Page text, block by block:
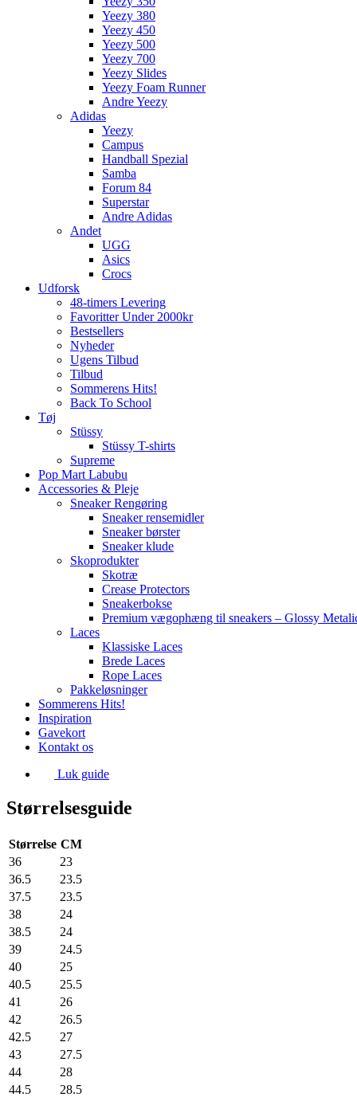
Yeezy 380
Yeezy 450
Yeezy 500
Yeezy 700
Yeezy Slides
Yeezy Foam Runner
Andre Yeezy
Adidas
Yeezy
Campus
Handball Spezial
Samba
Forum 84
Superstar
Andre Adidas
Andet
UGG
Asics
Crocs
Udforsk
48-timers Levering
Favoritter Under 2000kr
Bestsellers
Nyheder
Ugens Tilbud
Tilbud
Sommerens Hits!
Back To School
Tøj
Stüssy
Stüssy T-shirts
Supreme
Pop Mart Labubu
Accessories & Pleje
Sneaker Rengøring
Sneaker rensemidler
Sneaker børster
Sneaker klude
Skoprodukter
Skotræ
Crease Protectors
Sneakerbokse
Premium vægophæng til sneakers – Glossy
Laces
Klassiske Laces
Brede Laces
Rope Laces
Pakkeløsninger
Sommerens Hits!
Inspiration
Gavekort
Kontakt os
Luk guide
Størrelsesguide
Størrelse CM
36
23
36.5
23.5
37.5
23.5
38
24
38.5
24
39
24.5
40
25
40.5
25.5
41
26
42
26.5
42.5
27
43
27.5
44
28
44.5
28.5